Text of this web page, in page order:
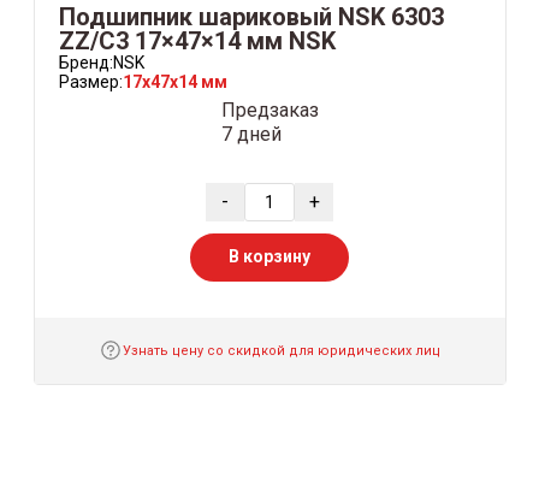
Подшипник шариковый NSK 6303
ZZ/С3 17×47×14 мм NSK
Бренд:NSK
Размер:17x47x14 мм
Предзаказ
7 дней
- +
В корзину
Узнать цену со скидкой для юридических лиц